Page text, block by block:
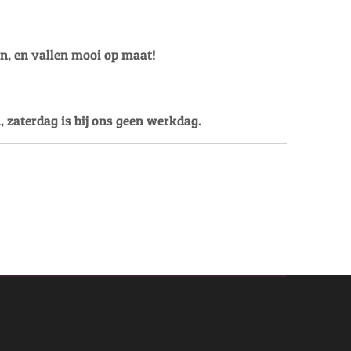
en vallen mooi op maat!
is bij ons geen werkdag.